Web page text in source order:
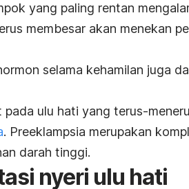
yang paling rentan
membesar akan menekan
selama kehamilan juga
ulu hati yang terus-
. Preeklampsia merupakan
darah tinggi.
nyeri ulu hati